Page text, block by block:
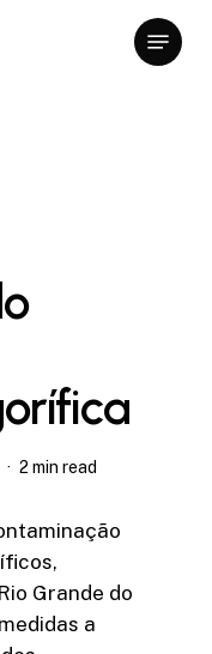
Menu
2 min read
Grande do
a